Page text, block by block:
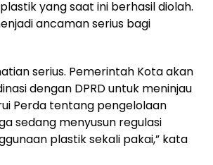
yang saat ini berhasil diolah.
ancaman serius bagi
serius. Pemerintah Kota akan
dengan DPRD untuk meninjau
Perda tentang pengelolaan
sedang menyusun regulasi
plastik sekali pakai,” kata